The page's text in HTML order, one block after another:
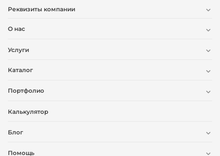
Реквизиты компании
О нас
Услуги
Каталог
Портфолио
Калькулятор
Блог
Помощь